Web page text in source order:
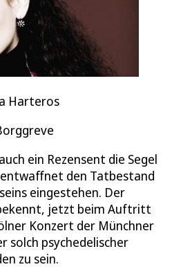
Harteros
ein Rezensent die Segel
den Tatbestand
eingestehen. Der
jetzt beim Auftritt
Konzert der Münchner
solch psychedelischer
zu sein.